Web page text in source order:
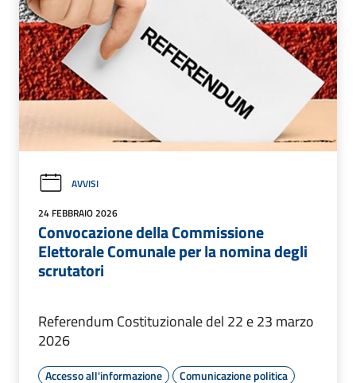
AVVISI
24 FEBBRAIO 2026
Convocazione della Commissione
Elettorale Comunale per la nomina degli
scrutatori
Referendum Costituzionale del 22 e 23 marzo
2026
Accesso all'informazione Comunicazione politica